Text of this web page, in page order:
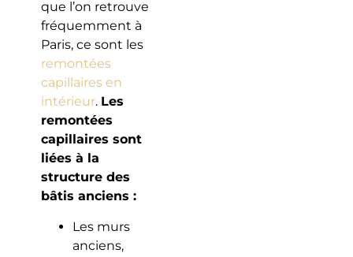
que l’on retrouve
fréquemment à
Paris, ce sont les
remontées
capillaires en
intérieur. Les
remontées
capillaires sont
liées à la
structure des
bâtis anciens :
Les murs
anciens,